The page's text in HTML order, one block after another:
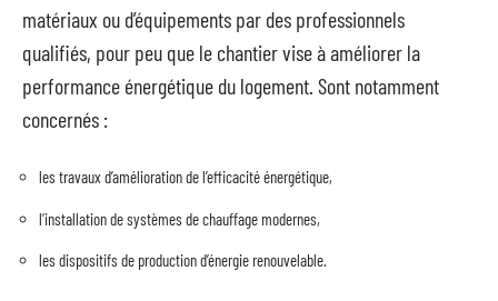
matériaux ou d’équipements par des professionnels
qualifiés, pour peu que le chantier vise à améliorer la
performance énergétique du logement. Sont notamment
concernés :
les travaux d’amélioration de l’efficacité énergétique,
l’installation de systèmes de chauffage modernes,
les dispositifs de production d’énergie renouvelable.